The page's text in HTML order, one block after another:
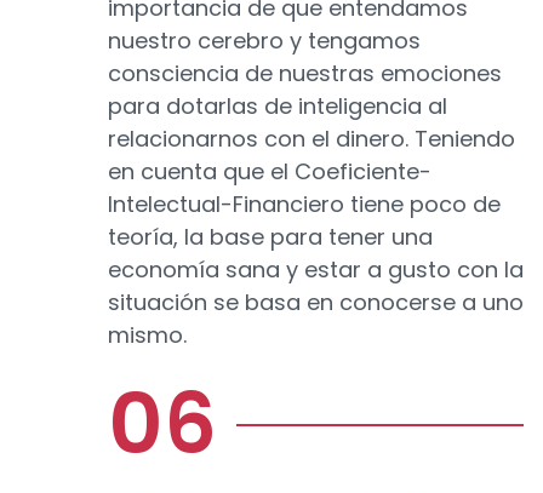
importancia de que entendamos
nuestro cerebro y tengamos
consciencia de nuestras emociones
para dotarlas de inteligencia al
relacionarnos con el dinero. Teniendo
en cuenta que el Coeficiente-
Intelectual-Financiero tiene poco de
teoría, la base para tener una
economía sana y estar a gusto con la
situación se basa en conocerse a uno
mismo.